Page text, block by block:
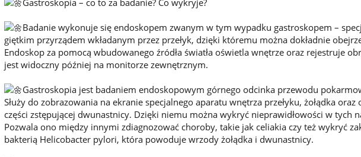
Badanie wykonuje się endoskopem zwanym w tym wypadku gastroskopem –
giętkim przyrządem wkładanym przez przełyk, dzięki któremu można dokładnie
Endoskop za pomocą wbudowanego źródła światła oświetla wnętrze oraz rejestruje
jest widoczny później na monitorze zewnętrznym.
Gastroskopia jest badaniem endoskopowym górnego odcinka przewodu
Służy do zobrazowania na ekranie specjalnego aparatu wnętrza przełyku, żołądka oraz
części zstępującej dwunastnicy. Dzięki niemu można wykryć nieprawidłowości w tych
Pozwala ono między innymi zdiagnozować choroby, takie jak celiakia czy też wykryć
bakterią Helicobacter pylori, która powoduje wrzody żołądka i dwunastnicy.